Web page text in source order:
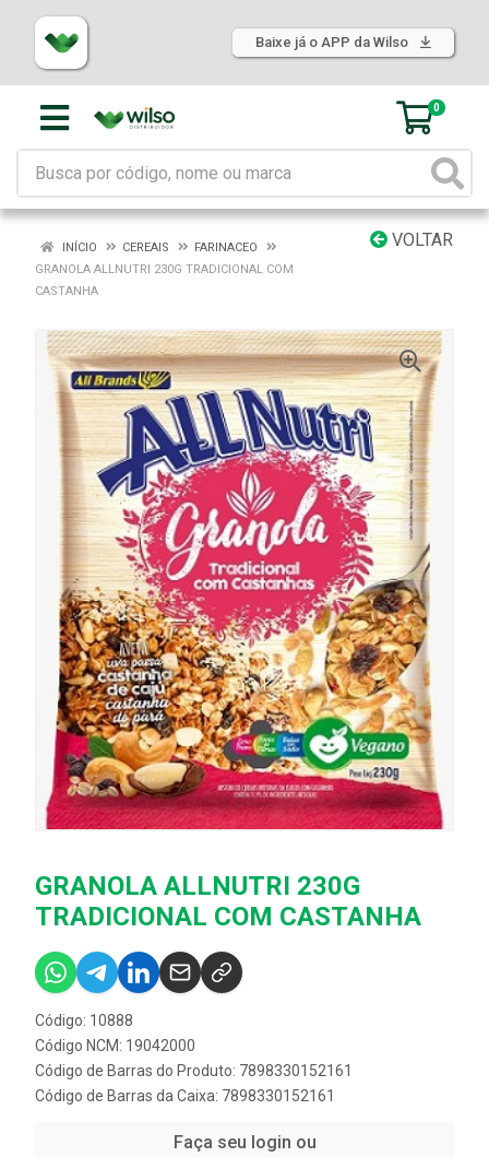
Baixe já o APP da Wilso
0
VOLTAR
INÍCIO CEREAIS
FARINACEO
GRANOLA ALLNUTRI 230G TRADICIONAL COM
CASTANHA
GRANOLA ALLNUTRI 230G
TRADICIONAL COM CASTANHA
Código: 10888
Código NCM: 19042000
Código de Barras do Produto: 7898330152161
Código de Barras da Caixa: 7898330152161
Faça seu login ou